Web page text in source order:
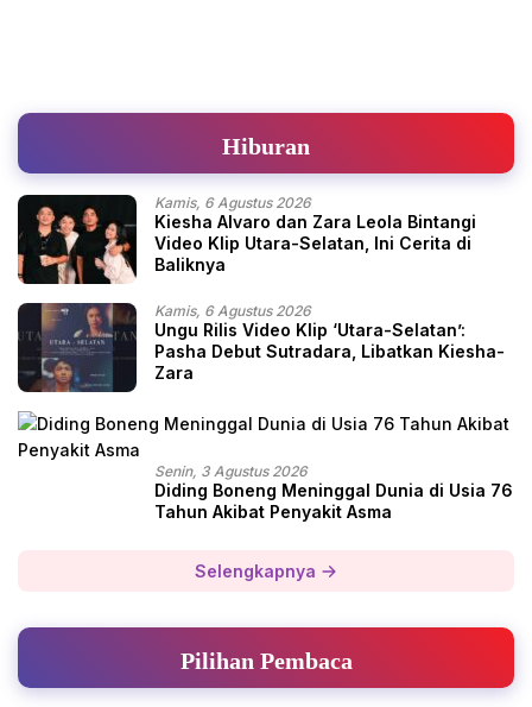
Hiburan
Kamis, 6 Agustus 2026
Kiesha Alvaro dan Zara Leola Bintangi
Video Klip Utara-Selatan, Ini Cerita di
Baliknya
Kamis, 6 Agustus 2026
Ungu Rilis Video Klip ‘Utara-Selatan’:
Pasha Debut Sutradara, Libatkan Kiesha-
Zara
Senin, 3 Agustus 2026
Diding Boneng Meninggal Dunia di Usia 76
Tahun Akibat Penyakit Asma
Selengkapnya
Pilihan Pembaca